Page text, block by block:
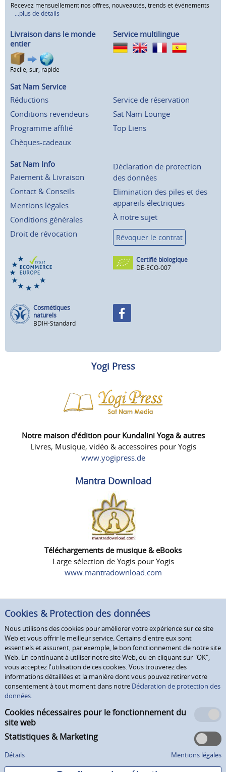
Recevez mensuellement nos offres, nouveautés, trends et événements
...plus de détails
Livraison dans le monde
entier
Facile, sûr, rapide
Service multilingue
Sat Nam Service
Réductions
Conditions revendeurs
Programme affilié
Chèques-cadeaux
Service de réservation
Sat Nam Lounge
Top Liens
Sat Nam Info
Paiement & Livraison
Contact & Conseils
Mentions légales
Conditions générales
Droit de révocation
Déclaration de protection
des données
Elimination des piles et des
appareils électriques
À notre sujet
Révoquer le contrat
Certifié biologique
DE-ECO-007
Cosmétiques
naturels
BDIH-Standard
Yogi Press
Notre maison d'édition pour Kundalini Yoga & autres
Livres, Musique, vidéo & accessoires pour Yogis
www.yogipress.de
Mantra Download
Téléchargements de musique & eBooks
Large sélection de Yogis pour Yogis
www.mantradownload.com
Cookies & Protection des données
Nous utilisons des cookies pour améliorer votre expérience sur ce site
Web et vous offrir le meilleur service. Certains d'entre eux sont
essentiels et assurent, par exemple, le bon fonctionnement de notre site
Web. En continuant à utiliser notre site Web, ou en cliquant sur "OK",
vous acceptez l'utilisation de ces cookies. Vous trouverez des
informations détaillées et la manière dont vous pouvez retirer votre
consentement à tout moment dans notre Déclaration de protection des
données.
Cookies nécessaires pour le fonctionnement du
site web
Statistiques & Marketing
Détails Mentions légales